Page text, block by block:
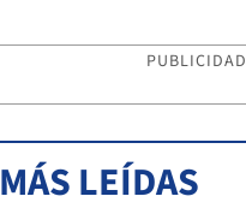
PUBLICIDAD
MÁS LEÍDAS